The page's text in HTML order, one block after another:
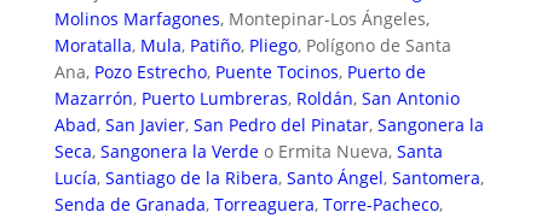
Molinos Marfagones, Montepinar-Los Ángeles,
Moratalla, Mula, Patiño, Pliego, Polígono de Santa
Ana, Pozo Estrecho, Puente Tocinos, Puerto de
Mazarrón, Puerto Lumbreras, Roldán, San Antonio
Abad, San Javier, San Pedro del Pinatar, Sangonera la
Seca, Sangonera la Verdeo Ermita Nueva, Santa
Lucía, Santiago de la Ribera, Santo Ángel, Santomera,
Senda de Granada, Torreaguera, Torre-Pacheco,